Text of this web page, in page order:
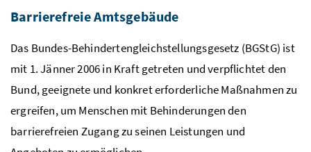
Barrierefreie Amtsgebäude
Das Bundes-Behindertengleichstellungsgesetz (BGStG) ist
mit 1. Jänner 2006 in Kraft getreten und verpflichtet den
Bund, geeignete und konkret erforderliche Maßnahmen zu
ergreifen, um Menschen mit Behinderungen den
barrierefreien Zugang zu seinen Leistungen und